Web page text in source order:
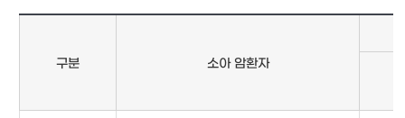
구분 소아 암환자